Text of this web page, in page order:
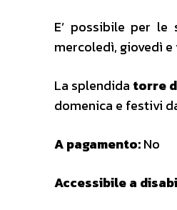
E’ possibile per
mercoledì, giovedì
La splendida torre
domenica e festivi
A pagamento:No
Accessibile a